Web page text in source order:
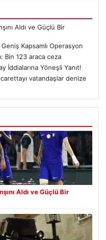
Aldı ve Güçlü Bir
Kapsamlı Operasyon
Bin 123 araca ceza
İddialarına Yöneşli Yanıt!
vatandaşlar denize
Aldı ve Güçlü Bir